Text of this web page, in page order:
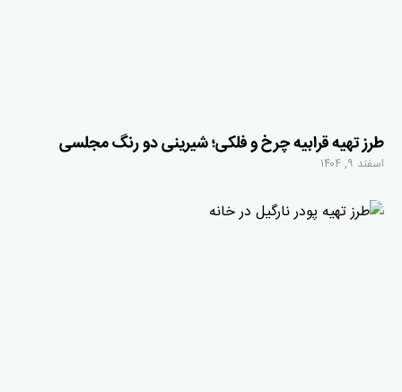
طرز تهیه قرابیه چرخ و فلکی؛ شیرینی دو رنگ مجلسی
اسفند ۹, ۱۴۰۴